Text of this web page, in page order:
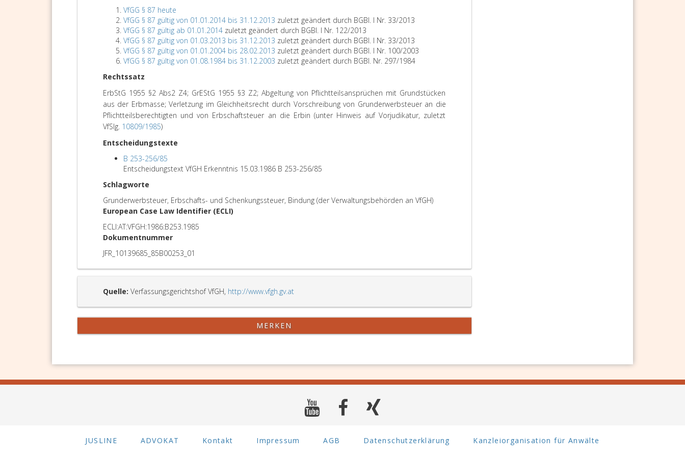
VfGG § 87 heute
VfGG § 87 gültig von 01.01.2014 bis 31.12.2013 zuletzt geändert durch BGBl. I Nr. 33/2013
VfGG § 87 gültig ab 01.01.2014 zuletzt geändert durch BGBl. I Nr. 122/2013
VfGG § 87 gültig von 01.03.2013 bis 31.12.2013 zuletzt geändert durch BGBl. I Nr. 33/2013
VfGG § 87 gültig von 01.01.2004 bis 28.02.2013 zuletzt geändert durch BGBl. I Nr. 100/2003
VfGG § 87 gültig von 01.08.1984 bis 31.12.2003 zuletzt geändert durch BGBl. Nr. 297/1984
Rechtssatz
ErbStG 1955 §2 Abs2 Z4; GrEStG 1955 §3 Z2; Abgeltung von Pflichtteilsansprüchen mit Grundstücken
aus der Erbmasse; Verletzung im Gleichheitsrecht durch Vorschreibung von Grunderwerbsteuer an die
Pflichtteilsberechtigten und von Erbschaftsteuer an die Erbin (unter Hinweis auf Vorjudikatur, zuletzt
VfSlg. 10809/1985)
Entscheidungstexte
B 253-256/85
Entscheidungstext VfGH Erkenntnis 15.03.1986 B 253-256/85
Schlagworte
Grunderwerbsteuer, Erbschafts- und Schenkungssteuer, Bindung (der Verwaltungsbehörden an VfGH)
European Case Law Identifier (ECLI)
ECLI:AT:VFGH:1986:B253.1985
Dokumentnummer
JFR_10139685_85B00253_01
Quelle: Verfassungsgerichtshof VfGH, http://www.vfgh.gv.at
MERKEN
JUSLINE ADVOKAT Kontakt Impressum AGB Datenschutzerklärung Kanzleiorganisation für Anwälte